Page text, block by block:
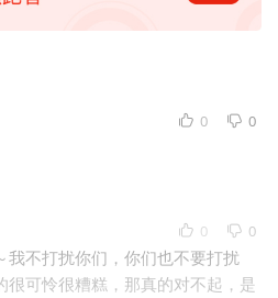
0 0
0 0
我不打扰你们，你们也不要打扰
很可怜很糟糕，那真的对不起，是